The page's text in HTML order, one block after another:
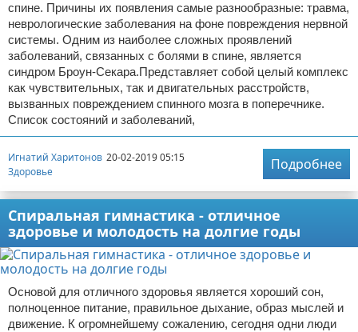
спине. Причины их появления самые разнообразные: травма,
неврологические заболевания на фоне повреждения нервной
системы. Одним из наиболее сложных проявлений
заболеваний, связанных с болями в спине, является
синдром Броун-Секара.Представляет собой целый комплекс
как чувствительных, так и двигательных расстройств,
вызванных повреждением спинного мозга в поперечнике.
Список состояний и заболеваний,
Игнатий Харитонов 20-02-2019 05:15
Здоровье
Подробнее
Спиральная гимнастика - отличное
здоровье и молодость на долгие годы
Основой для отличного здоровья является хороший сон,
полноценное питание, правильное дыхание, образ мыслей и
движение. К огромнейшему сожалению, сегодня одни люди